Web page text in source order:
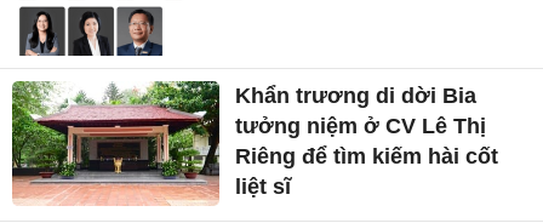
Khẩn trương di dời Bia
tưởng niệm ở CV Lê Thị
Riêng để tìm kiếm hài cốt
liệt sĩ